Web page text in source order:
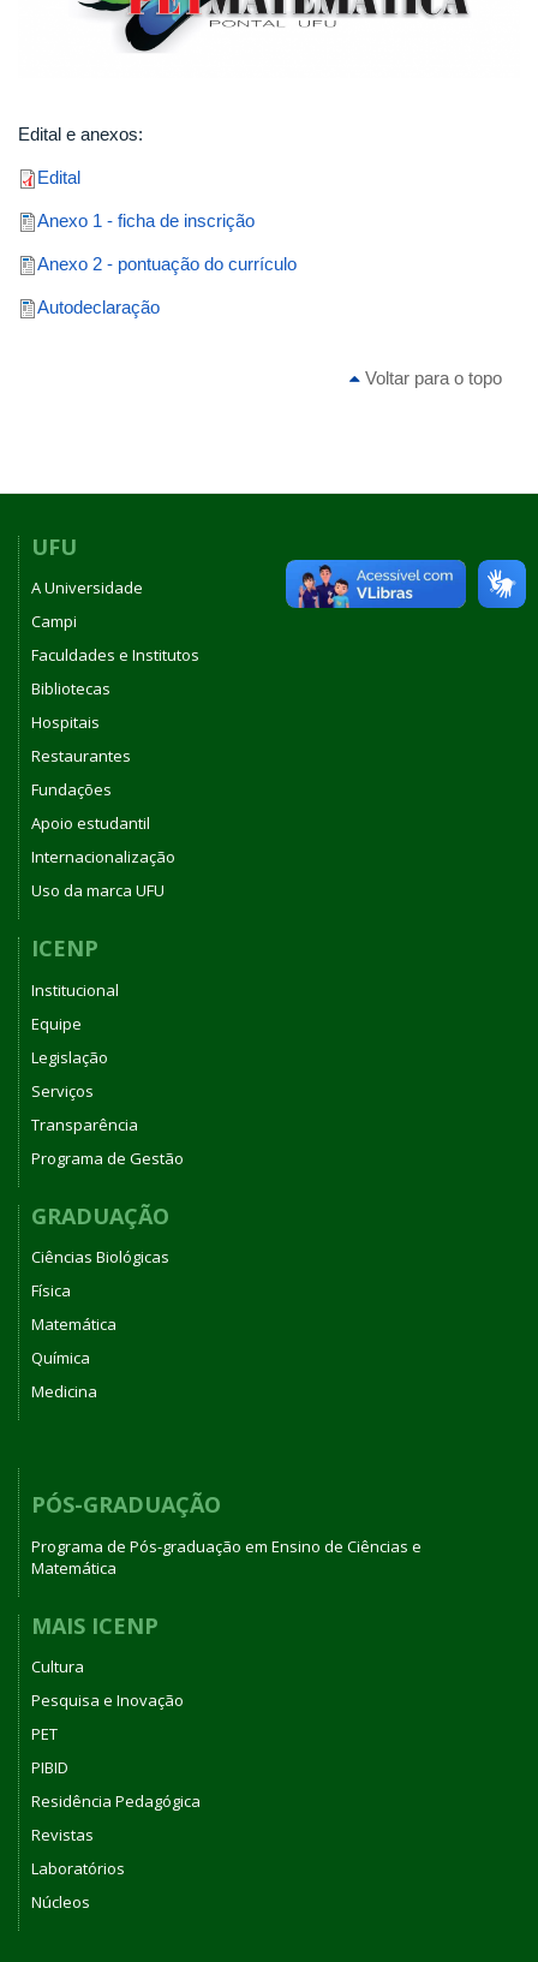
Edital e anexos:
Edital
Anexo 1 - ficha de inscrição
Anexo 2 - pontuação do currículo
Autodeclaração
Voltar para o topo
UFU
A Universidade
Campi
Faculdades e Institutos
Bibliotecas
Hospitais
Restaurantes
Fundações
Apoio estudantil
Internacionalização
Uso da marca UFU
ICENP
Institucional
Equipe
Legislação
Serviços
Transparência
Programa de Gestão
GRADUAÇÃO
Ciências Biológicas
Física
Matemática
Química
Medicina
PÓS-GRADUAÇÃO
Programa de Pós-graduação em Ensino de Ciências e
Matemática
MAIS ICENP
Cultura
Pesquisa e Inovação
PET
PIBID
Residência Pedagógica
Revistas
Laboratórios
Núcleos